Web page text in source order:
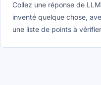
Collez une réponse de
inventé quelque chose,
une liste de points à